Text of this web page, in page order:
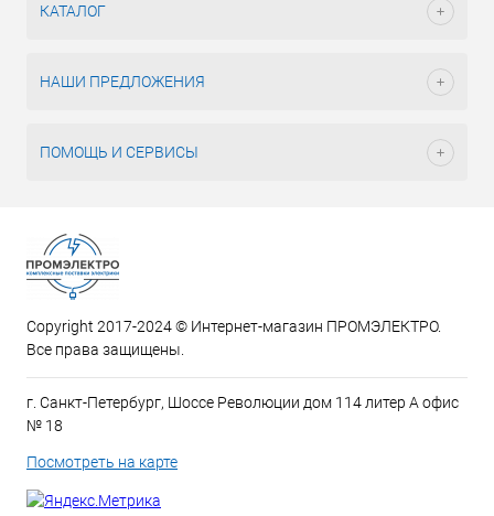
КАТАЛОГ
НАШИ ПРЕДЛОЖЕНИЯ
ПОМОЩЬ И СЕРВИСЫ
Copyright 2017-2024 © Интернет-магазин ПРОМЭЛЕКТРО.
Все права защищены.
г. Санкт-Петербург, Шоссе Революции дом 114 литер А офис
№ 18
Посмотреть на карте